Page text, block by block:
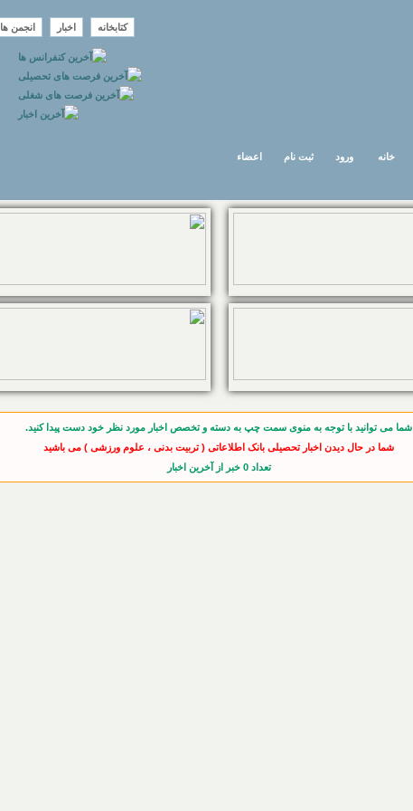
کتابخانه اخبار انجمن ها
اعضاء ثبت نام ورود خانه
شما می توانید با توجه به منوی سمت چپ به دسته و تخصص اخبار مورد نظر خود دست پیدا کنید.
شما در حال دیدن اخبار تحصیلی بانک اطلاعاتی ( تربیت بدنی ، علوم ورزشی ) می باشید
تعداد 0 خبر از آخرین اخبار